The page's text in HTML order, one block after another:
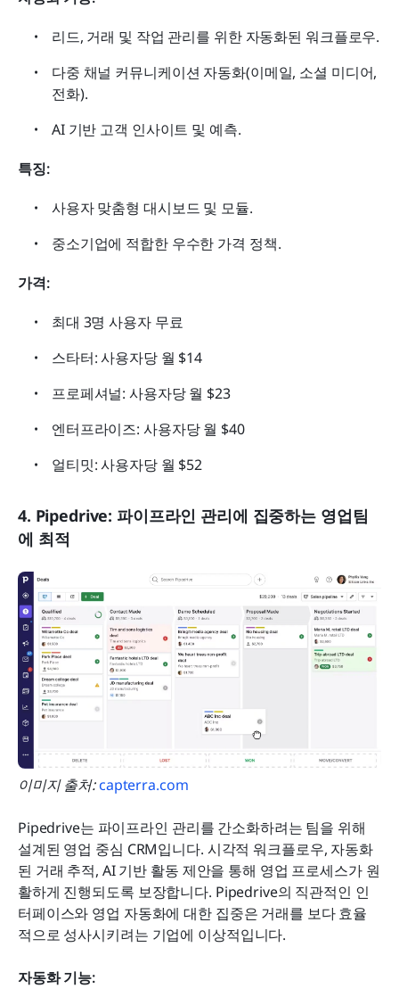
리드, 거래 및 작업 관리를 위한 자동화된 워크플로우.
다중 채널 커뮤니케이션 자동화(이메일, 소셜 미디어,
전화).
AI 기반 고객 인사이트 및 예측.
특징:
사용자 맞춤형 대시보드 및 모듈.
중소기업에 적합한 우수한 가격 정책.
가격:
최대 3명 사용자 무료
스타터: 사용자당 월 $14
프로페셔널: 사용자당 월 $23
엔터프라이즈: 사용자당 월 $40
얼티밋: 사용자당 월 $52
4. Pipedrive: 파이프라인 관리에 집중하는 영업팀
에 최적
이미지 출처: capterra.com
Pipedrive는 파이프라인 관리를 간소화하려는 팀을 위해
설계된 영업 중심 CRM입니다. 시각적 워크플로우, 자동화
된 거래 추적, AI 기반 활동 제안을 통해 영업 프로세스가 원
활하게 진행되도록 보장합니다. Pipedrive의 직관적인 인
터페이스와 영업 자동화에 대한 집중은 거래를 보다 효율
적으로 성사시키려는 기업에 이상적입니다.
자동화 기능: